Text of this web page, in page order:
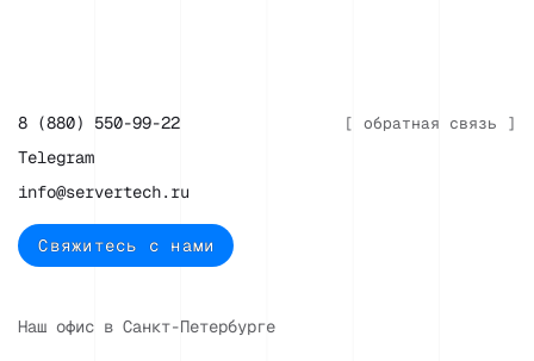
[ обратная связь ]
8 (880) 550-99-22
Telegram
info@servertech.ru
Свяжитесь с нами
Наш офис в Санкт-Петербурге